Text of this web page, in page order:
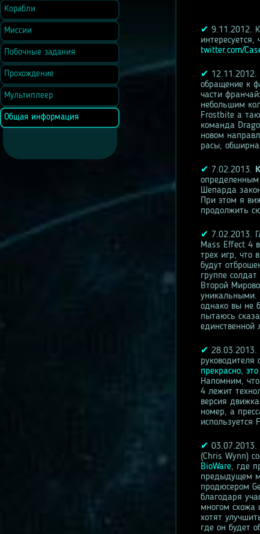
✔ 9.11.2012.
twitter.com/
✔ 12.11.2012.
обращение к
части
небольшим
Frostbite а
команда
новом
расы,
✔ 7.02.2013.
Шепарда
При этом я
продолжить
✔ 7.02.2013.
Mass Effect 4
трех игр, что
будут
группе
Второй
уникальными.
однако вы не
пытаюсь
единственной
✔ 28.03.2013.
руководителя
прекрасно,
Напомним,
4 лежит
версия
номер, а
используется
✔ 03.07.2013.
(Chris Wynn)
BioWare, где
предыдущем
продюсером
благодаря
многом схожа
хотят
где он будет
Корабли
Миссии
Побочные задания
Прохождение
Мультиплеер
Общая информация